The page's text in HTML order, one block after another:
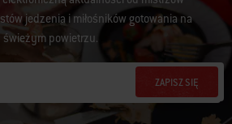
jedzenia i miłośników gotowania na
świeżym powietrzu.
ZAPISZ SIĘ